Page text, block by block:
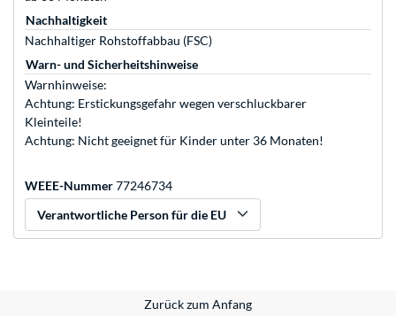
Nachhaltigkeit
Nachhaltiger Rohstoffabbau (FSC)
Warn- und Sicherheitshinweise
Warnhinweise:
Achtung: Erstickungsgefahr wegen verschluckbarer
Kleinteile!
Achtung: Nicht geeignet für Kinder unter 36 Monaten!
WEEE-Nummer77246734
Verantwortliche Person für die EU
Zurück zum Anfang